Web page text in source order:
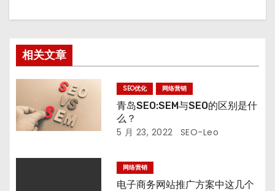
相关文章
SEO优化 网络营销
青岛SEO:SEM与SEO的区别是什
么？
5 月 23, 2022 SEO-Leo
网络营销
电子商务网站推广方案中这几个